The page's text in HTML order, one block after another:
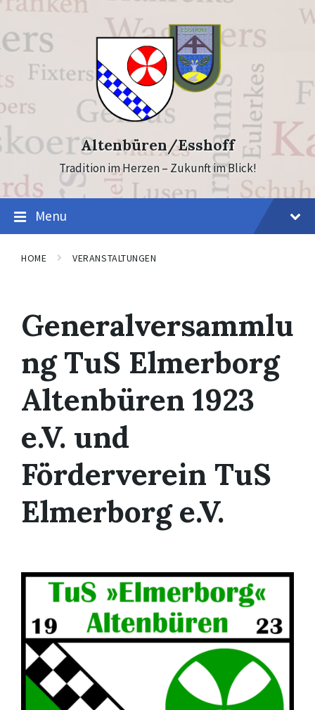
Skip
content
Skip
footer
Altenbüren/Esshoff
Tradition im Herzen – Zukunft im Blick!
Menu
HOME VERANSTALTUNGEN
Generalversammlu
ng TuS Elmerborg
Altenbüren 1923
e.V. und
Förderverein TuS
Elmerborg e.V.